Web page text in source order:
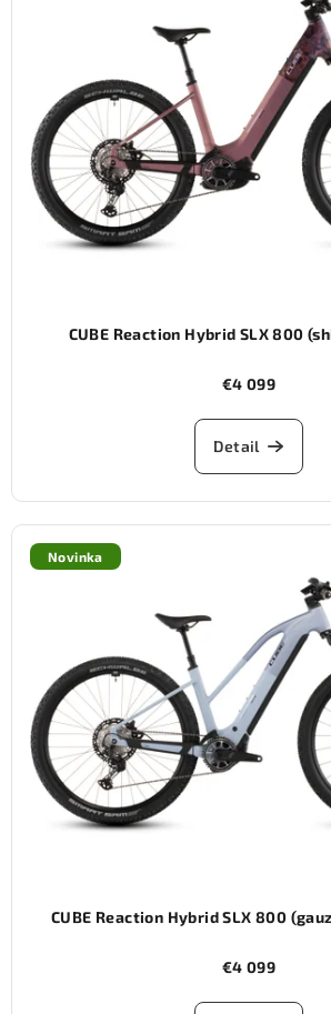
CUBE Reaction Hybrid SLX 800
€4 099
Detail
Novinka
CUBE Reaction Hybrid SLX 800
€4 099